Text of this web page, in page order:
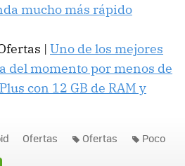
mucho más rápido
| Uno de los mejores
del momento por menos de
con 12 GB de RAM y
Ofertas Ofertas Poco